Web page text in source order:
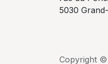
5030
Copyright ©